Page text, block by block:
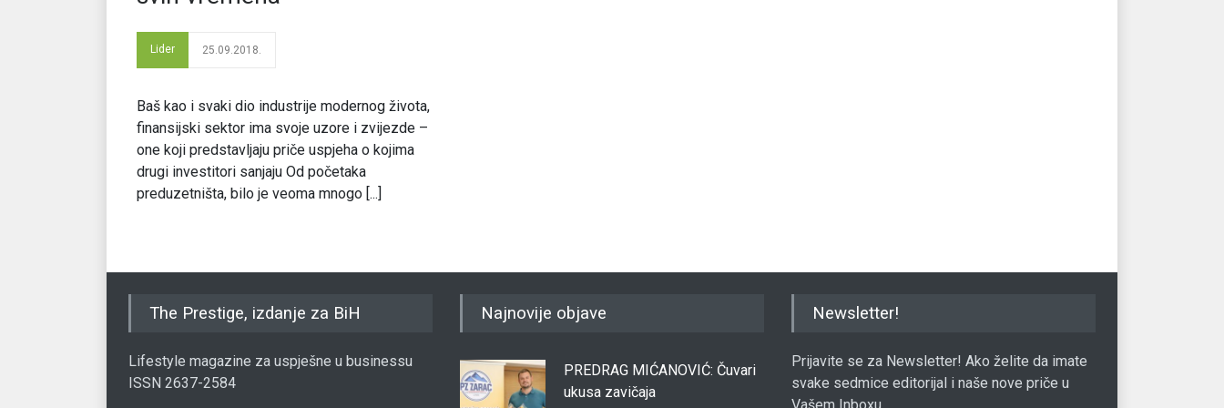
Lider 25.09.2018.
Baš kao i svaki dio industrije modernog života,
finansijski sektor ima svoje uzore i zvijezde –
one koji predstavljaju priče uspjeha o kojima
drugi investitori sanjaju Od početaka
preduzetništa, bilo je veoma mnogo [...]
The Prestige, izdanje za BiH
Lifestyle magazine za uspješne u businessu
ISSN 2637-2584
Najnovije objave
PREDRAG MIĆANOVIĆ: Čuvari
ukusa zavičaja
Newsletter!
Prijavite se za Newsletter! Ako želite da imate
svake sedmice editorijal i naše nove priče u